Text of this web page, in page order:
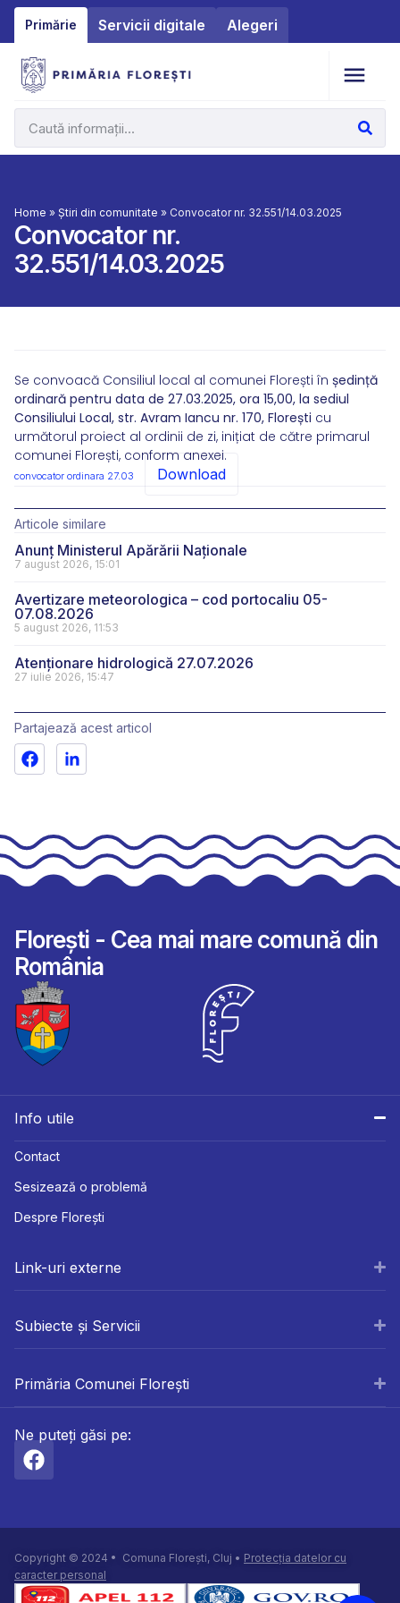
Primărie Servicii digitale Alegeri
Home » Știri din comunitate » Convocator nr. 32.551/14.03.2025
Convocator nr.
32.551/14.03.2025
Se convoacă Consiliul local al comunei Florești în ședință
ordinară pentru data de 27.03.2025, ora 15,00, la sediul
Consiliului Local, str. Avram Iancu nr. 170, Florești cu
următorul proiect al ordinii de zi, inițiat de către primarul
comunei Florești, conform anexei.
convocator ordinara 27.03 Download
Articole similare
Anunț Ministerul Apărării Naționale
7 august 2026, 15:01
Avertizare meteorologica – cod portocaliu 05-
07.08.2026
5 august 2026, 11:53
Atenționare hidrologică 27.07.2026
27 iulie 2026, 15:47
Partajează acest articol
Florești - Cea mai mare comună din
România
Info utile
Contact
Sesizează o problemă
Despre Florești
Link-uri externe
Subiecte și Servicii
Primăria Comunei Florești
Ne puteți găsi pe:
Copyright © 2024 • Comuna Florești, Cluj • Protecția datelor cu
caracter personal